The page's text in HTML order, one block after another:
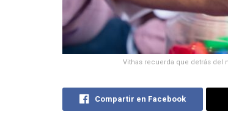
Vithas recuerda que detrás del
Compartir en Facebook